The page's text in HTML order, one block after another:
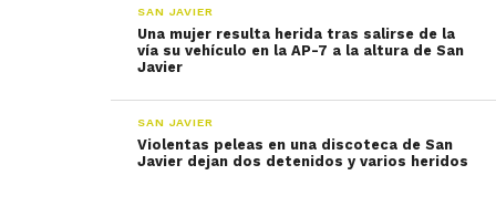
SAN JAVIER
Una mujer resulta herida tras salirse de la
vía su vehículo en la AP-7 a la altura de San
Javier
SAN JAVIER
Violentas peleas en una discoteca de San
Javier dejan dos detenidos y varios heridos